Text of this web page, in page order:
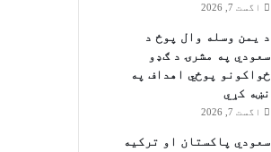
اگست 7, 2026
د یمن وسله وال پوځ د
سعودي په مشرۍ د ګډو
ځواکونو پوځي اهداف په
نښه کړي
اگست 7, 2026
سعودي پاکستان او ترکیه